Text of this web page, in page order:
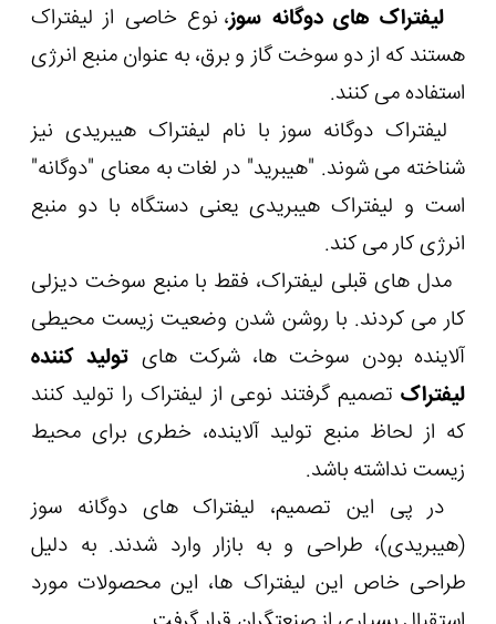
لیفتراک های دوگانه سوز، نوع خاصی از لیفتراک
هستند که از دو سوخت گاز و برق، به عنوان منبع انرژی
استفاده می کنند.
لیفتراک دوگانه سوز با نام لیفتراک هیبریدی نیز
شناخته می شوند. "هیبرید" در لغات به معنای "دوگانه"
است و لیفتراک هیبریدی یعنی دستگاه با دو منبع
انرژی کار می کند.
مدل های قبلی لیفتراک، فقط با منبع سوخت دیزلی
کار می کردند. با روشن شدن وضعیت زیست محیطی
آلاینده بودن سوخت ها، شرکت های تولید کننده
لیفتراک تصمیم گرفتند نوعی از لیفتراک را تولید کنند
که از لحاظ منبع تولید آلاینده، خطری برای محیط
زیست نداشته باشد.
در پی این تصمیم، لیفتراک های دوگانه سوز
(هیبریدی)، طراحی و به بازار وارد شدند. به دلیل
طراحی خاص این لیفتراک ها، این محصولات مورد